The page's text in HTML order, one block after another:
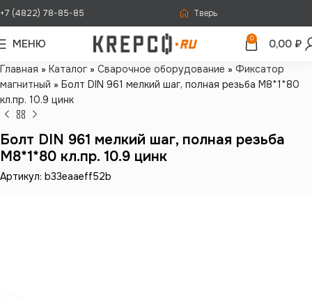
+7 (4822) 78-85-85 Тверь
МЕНЮ 0 0,00 ₽
Главная » Каталог » Сварочное оборудование » Фиксатор
магнитный » Болт DIN 961 мелкий шаг, полная резьба M8*1*80
кл.пр. 10.9 цинк
Болт DIN 961 мелкий шаг, полная резьба
M8*1*80 кл.пр. 10.9 цинк
Артикул: b33eaaeff52b